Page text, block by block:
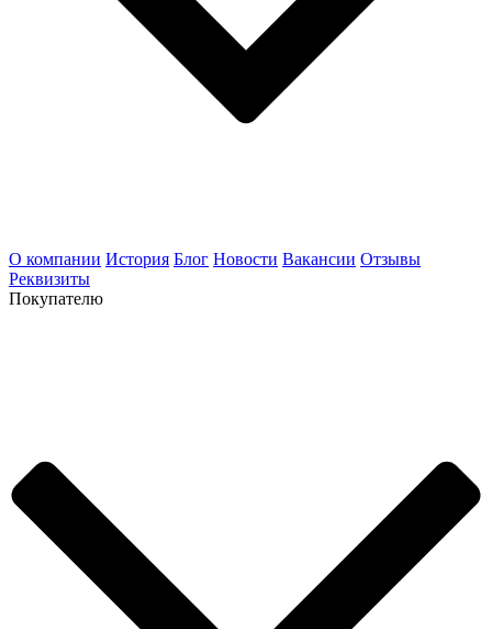
О компании История Блог Новости Вакансии Отзывы
Реквизиты
Покупателю